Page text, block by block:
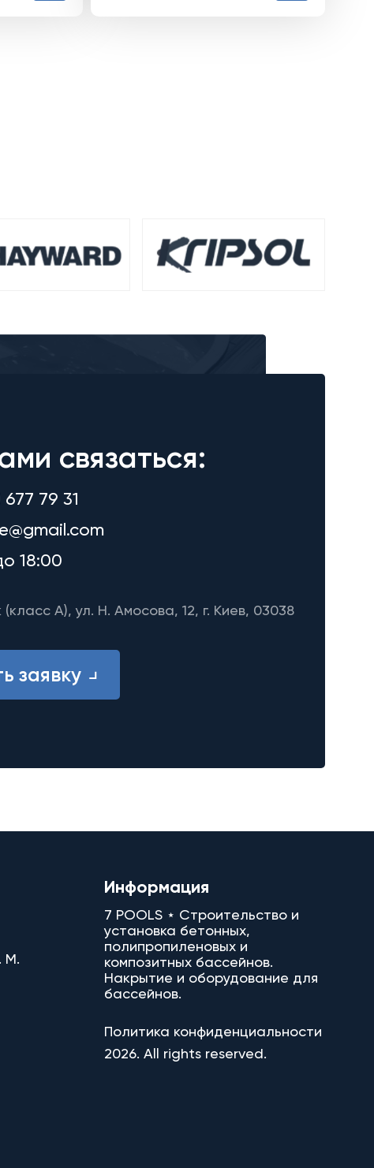
связаться:
79 31
18:00
A), ул. Н. Амосова, 12, г. Киев, 03038
заявку
М.
Информация
7 POOLS ⋆ Строительство и
установка бетонных,
полипропиленовых и
композитных бассейнов.
Накрытие и оборудование для
бассейнов.
Политика конфиденциальности
2026. All rights reserved.